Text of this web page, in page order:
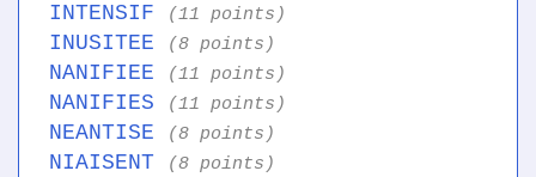
INTENSIF (11 points)
INUSITEE (8 points)
NANIFIEE (11 points)
NANIFIES (11 points)
NEANTISE (8 points)
NIAISENT (8 points)